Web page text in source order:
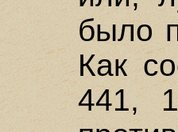
было
Как
441,